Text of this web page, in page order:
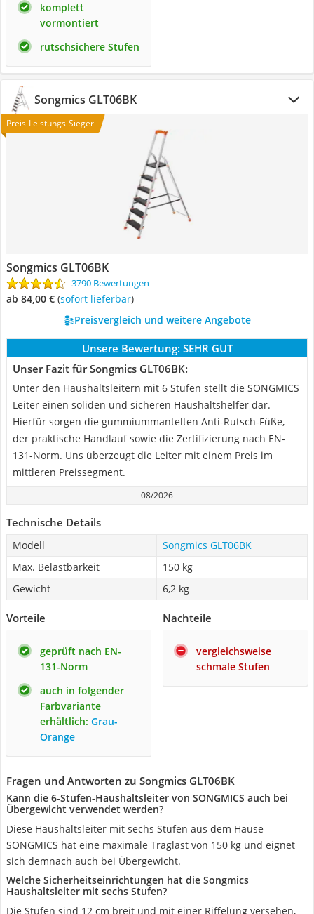
komplett
vormontiert
rutschsichere Stufen
Songmics GLT06BK
Preis-Leistungs-Sieger
Songmics GLT06BK
3790 Bewertungen
ab 84,00 € ( Sofort lieferbar)
Preisvergleich und weitere Angebote
Unsere Bewertung: SEHR GUT
Unser Fazit für Songmics GLT06BK:
Unter den Haushaltsleitern mit 6 Stufen stellt die SONGMICS
Leiter einen soliden und sicheren Haushaltshelfer dar.
Hierfür sorgen die gummiummantelten Anti-Rutsch-Füße,
der praktische Handlauf sowie die Zertifizierung nach EN-
131-Norm. Uns überzeugt die Leiter mit einem Preis im
mittleren Preissegment.
08/2026
Technische Details
Modell
Songmics GLT06BK
Max. Belastbarkeit
150 kg
Gewicht
6,2 kg
Vorteile
geprüft nach EN-
131-Norm
auch in folgender
Farbvariante
erhältlich: Grau-
Orange
Nachteile
vergleichsweise
schmale Stufen
Fragen und Antworten zu Songmics GLT06BK
Kann die 6-Stufen-Haushaltsleiter von SONGMICS auch bei
Übergewicht verwendet werden?
Diese Haushaltsleiter mit sechs Stufen aus dem Hause
SONGMICS hat eine maximale Traglast von 150 kg und eignet
sich demnach auch bei Übergewicht.
Welche Sicherheitseinrichtungen hat die Songmics
Haushaltsleiter mit sechs Stufen?
Die Stufen sind 12 cm breit und mit einer Riffelung versehen,